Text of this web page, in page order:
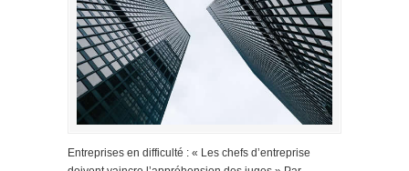
Entreprises en difficulté : « Les chefs d’entreprise